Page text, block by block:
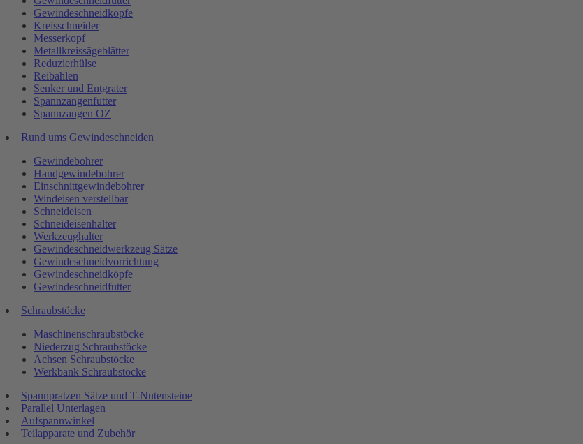
Gewindeschneidköpfe
Kreisschneider
Messerkopf
Metallkreissägeblätter
Reduzierhülse
Reibahlen
Senker und Entgrater
Spannzangenfutter
Spannzangen OZ
Rund ums Gewindeschneiden
Gewindebohrer
Handgewindebohrer
Einschnittgewindebohrer
Windeisen verstellbar
Schneideisen
Schneideisenhalter
Werkzeughalter
Gewindeschneidwerkzeug Sätze
Gewindeschneidvorrichtung
Gewindeschneidköpfe
Gewindeschneidfutter
Schraubstöcke
Maschinenschraubstöcke
Niederzug Schraubstöcke
Achsen Schraubstöcke
Werkbank Schraubstöcke
Spannpratzen Sätze und T-Nutensteine
Parallel Unterlagen
Aufspannwinkel
Teilapparate und Zubehör